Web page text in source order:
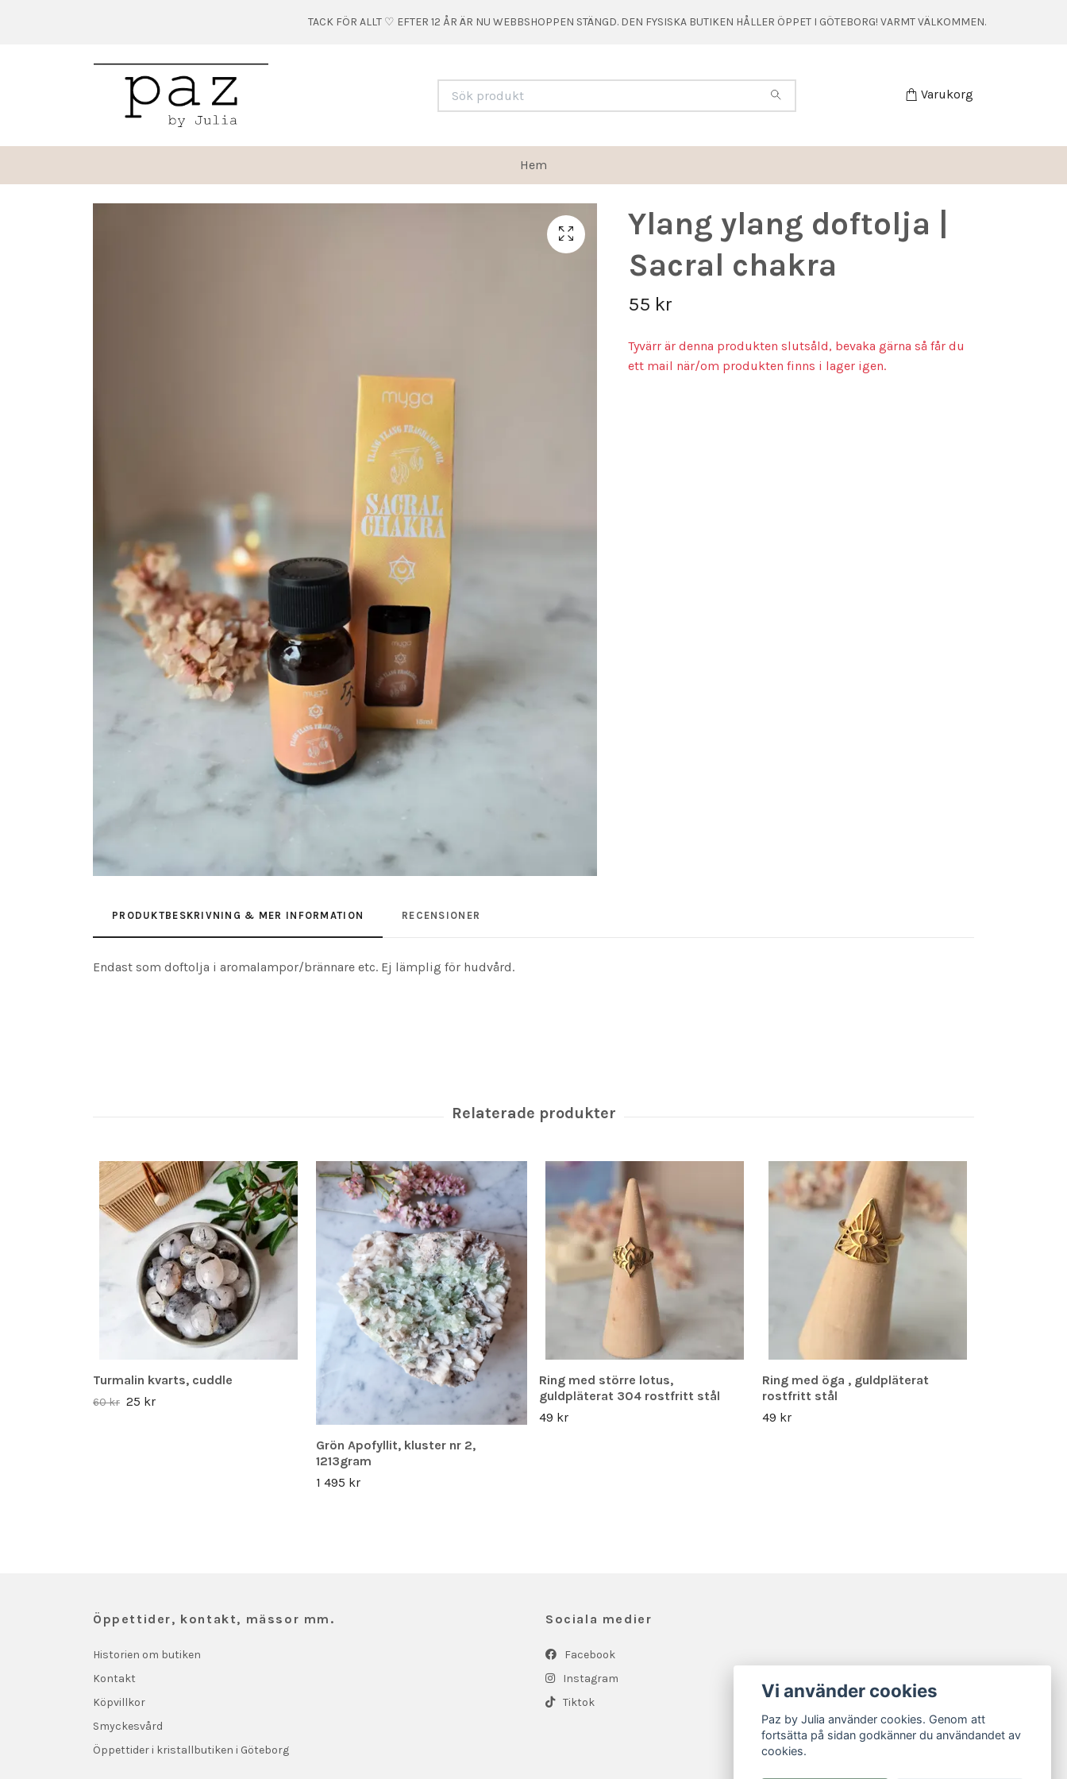
TACK FÖR ALLT ♡ EFTER 12 ÅR ÄR NU WEBBSHOPPEN STÄNGD. DEN FYSISKA BUTIKEN HÅLLER ÖPPET I GÖTEBORG! VARMT VÄLKOMMEN.
Varukorg
Hem
Ylang ylang doftolja |
Sacral chakra
55 kr
Tyvärr är denna produkten slutsåld, bevaka gärna så får du
ett mail när/om produkten finns i lager igen.
PRODUKTBESKRIVNING & MER INFORMATION RECENSIONER
Endast som doftolja i aromalampor/brännare etc. Ej lämplig för hudvård.
Turmalin kvarts, cuddle
60 kr 25 kr
Grön Apofyllit, kluster nr 2,
1213gram
1 495 kr
Ring med större lotus,
guldpläterat 304 rostfritt stål
49 kr
Ring med öga , guldpläterat
rostfritt stål
49 kr
Öppettider, kontakt, mässor mm.
Historien om butiken
Kontakt
Köpvillkor
Smyckesvård
Öppettider i kristallbutiken i Göteborg
Sociala medier
Facebook
Instagram
Tiktok
Vi använder cookies
Paz by Julia använder cookies. Genom att
fortsätta på sidan godkänner du användandet av
cookies.